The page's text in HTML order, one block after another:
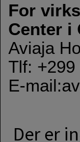
For
Center i
Aviaja
Tlf: +299
E-mail:
Der er